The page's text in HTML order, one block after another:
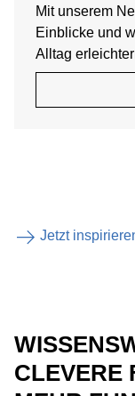
Mit unserem
Einblicke und
Alltag
Jetzt
CLEVERE